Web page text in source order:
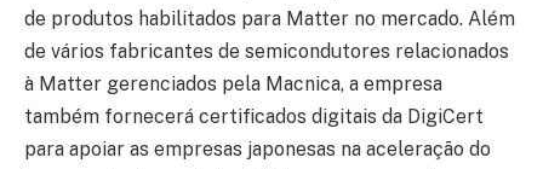
de produtos habilitados para Matter no mercado. Além
de vários fabricantes de semicondutores relacionados
à Matter gerenciados pela Macnica, a empresa
também fornecerá certificados digitais da DigiCert
para apoiar as empresas japonesas na aceleração do